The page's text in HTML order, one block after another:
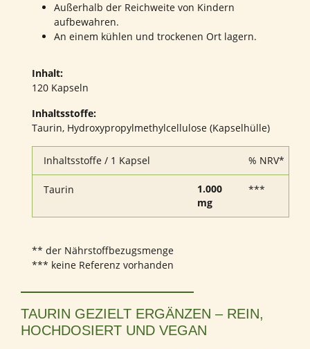
Außerhalb der Reichweite von Kindern
aufbewahren.
An einem kühlen und trockenen Ort lagern.
Inhalt:
120 Kapseln
Inhaltsstoffe:
Taurin, Hydroxypropylmethylcellulose (Kapselhülle)
Inhaltsstoffe / 1 Kapsel % NRV*
Taurin
1.000
mg
***
** der Nährstoffbezugsmenge
*** keine Referenz vorhanden
TAURIN GEZIELT ERGÄNZEN – REIN,
HOCHDOSIERT UND VEGAN